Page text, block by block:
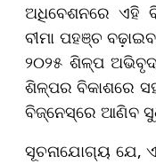
ଅଧିବେଶନରେ ଏହି
ବୀମା ପହଞ୍ଚ
୨୦୨୫ ଶିଳ୍ପ
ଶିଳ୍ପର ବିକାଶରେ
ବିଜ୍‌ନେସ୍‌ରେ ଆଣିବ
ସୂଚନାଯୋଗ୍ୟ ଯେ,